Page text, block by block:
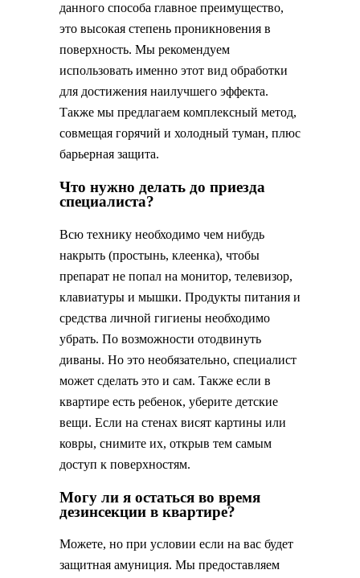
данного способа главное преимущество,
это высокая степень проникновения в
поверхность. Мы рекомендуем
использовать именно этот вид обработки
для достижения наилучшего эффекта.
Также мы предлагаем комплексный метод,
совмещая горячий и холодный туман, плюс
барьерная защита.
Что нужно делать до приезда
специалиста?
Всю технику необходимо чем нибудь
накрыть (простынь, клеенка), чтобы
препарат не попал на монитор, телевизор,
клавиатуры и мышки. Продукты питания и
средства личной гигиены необходимо
убрать. По возможности отодвинуть
диваны. Но это необязательно, специалист
может сделать это и сам. Также если в
квартире есть ребенок, уберите детские
вещи. Если на стенах висят картины или
ковры, снимите их, открыв тем самым
доступ к поверхностям.
Могу ли я остаться во время
дезинсекции в квартире?
Можете, но при условии если на вас будет
защитная амуниция. Мы предоставляем